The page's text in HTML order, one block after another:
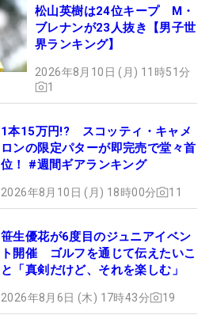
松山英樹は24位キープ M・
ブレナンが23人抜き【男子世
界ランキング】
2026年8月10日 (月) 11時51分
1
1本15万円!? スコッティ・キャメ
ロンの限定パターが即完売で堂々首
位！ #週間ギアランキング
2026年8月10日 (月) 18時00分 11
笹生優花が6度目のジュニアイベン
ト開催 ゴルフを通じて伝えたいこ
と「真剣だけど、それを楽しむ」
2026年8月6日 (木) 17時43分 19